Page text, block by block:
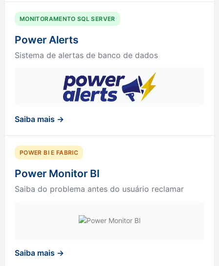
MONITORAMENTO SQL SERVER
Power Alerts
Sistema de alertas de banco de dados
Saiba mais →
POWER BI E FABRIC
Power Monitor BI
Saiba do problema antes do usuário reclamar
Saiba mais →